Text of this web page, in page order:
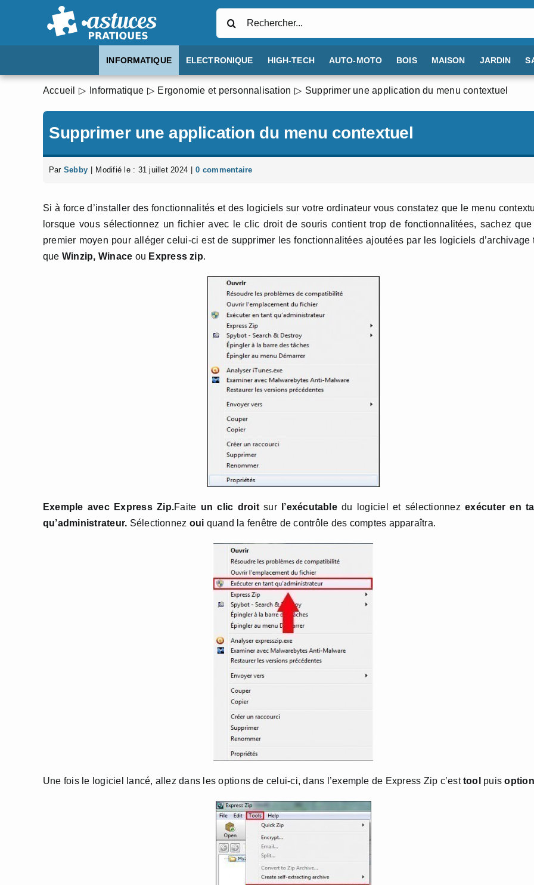
INFORMATIQUE ELECTRONIQUE HIGH-TECH AUTO-MOTO BOIS MAISON JARDIN
Accueil Informatique Ergonomie et personnalisation Supprimer une application du menu contextuel
Supprimer une application du menu contextuel
Par Sebby Modifié le : 31 juillet 2024 0 commentaire
Si à force d’installer des fonctionnalités et des logiciels sur votre ordinateur vous constatez que le menu
lorsque vous sélectionnez un fichier avec le clic droit de souris contient trop de fonctionnalitées, sachez
premier moyen pour alléger celui-ci est de supprimer les fonctionnalitées ajoutées par les logiciels d’archivage
que Winzip, Winace ou Express zip.
Exemple avec Express Zip.Faite un clic droitsur l’exécutabledu logiciel et sélectionnezexécuter en
qu’administrateur. Sélectionnez oui quand la fenêtre de contrôle des comptes apparaîtra.
Une fois le logiciel lancé, allez dans les options de celui-ci, dans l’exemple de Express Zip c’esttool puis